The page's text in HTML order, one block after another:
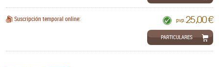
Suscripción temporal online: pvp. 25,00 €
PARTICULARES